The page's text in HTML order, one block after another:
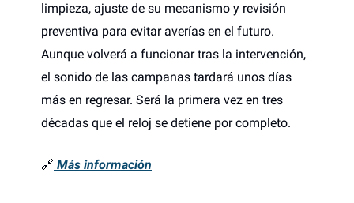
limpieza, ajuste de su mecanismo y revisión
preventiva para evitar averías en el futuro.
Aunque volverá a funcionar tras la intervención,
el sonido de las campanas tardará unos días
más en regresar. Será la primera vez en tres
décadas que el reloj se detiene por completo.
🔗 Más información